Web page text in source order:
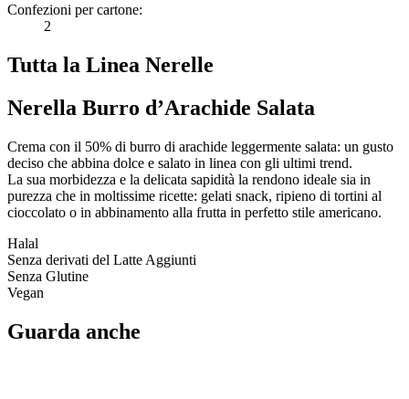
Confezioni per cartone:
2
Tutta la Linea Nerelle
Nerella Burro d’Arachide Salata
Crema con il 50% di burro di arachide leggermente salata: un gusto
deciso che abbina dolce e salato in linea con gli ultimi trend.
La sua morbidezza e la delicata sapidità la rendono ideale sia in
purezza che in moltissime ricette: gelati snack, ripieno di tortini al
cioccolato o in abbinamento alla frutta in perfetto stile americano.
Halal
Senza derivati del Latte Aggiunti
Senza Glutine
Vegan
Guarda anche